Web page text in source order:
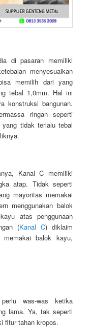
di pasaran memiliki
menyesuaikan
memilih dari yang
tebal 1,0mm. Hal ini
konstruksi bangunan.
ringan seperti
tidak terlalu tebal
Kanal C memiliki
atap. Tidak seperti
mayoritas memakai
menggunakan balok
atas penggunaan
(Kanal C) diklaim
memakai balok kayu,
was-was ketika
lama. Ya, tak seperti
fitur tahan kropos.